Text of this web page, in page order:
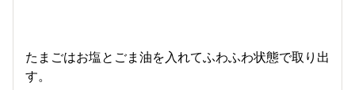
たまごはお塩とごま油を入れてふわふわ状態で取り出
す。